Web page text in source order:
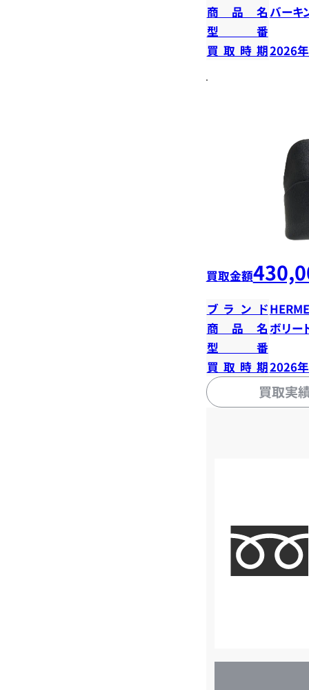
商品名 バーキ
型番
買取時期2026
買取金額
ブランド
商品名ボリー
型番
買取時期2026
買取実